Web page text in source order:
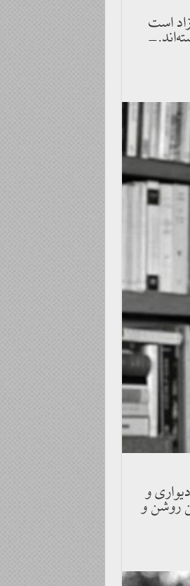
است
و
روشن و